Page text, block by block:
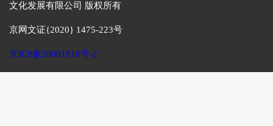
文化发展有限公司 版权所有
京网文证{2020} 1475-223号
京ICP备20001816号-2